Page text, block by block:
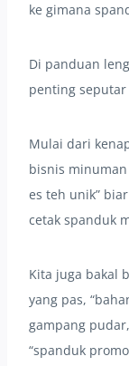
ke gimana
Di panduan
penting seputar
Mulai dari
bisnis
es teh unik”
cetak spanduk
Kita juga bakal
yang pas,
gampang
“spanduk